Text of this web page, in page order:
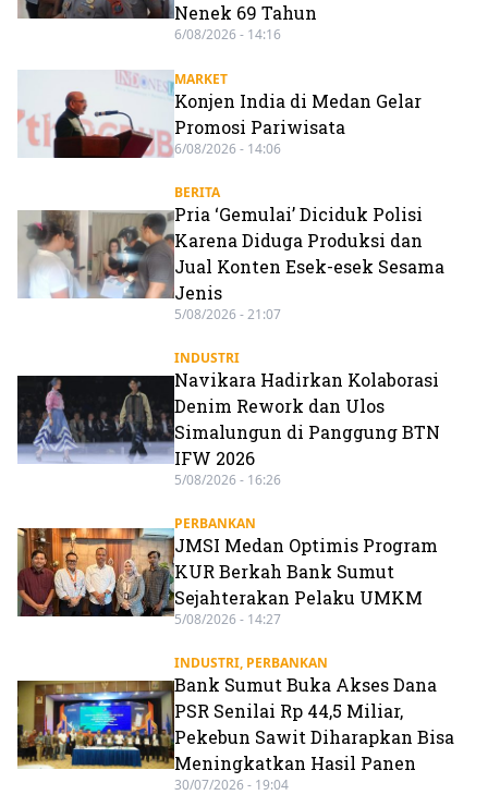
Nenek 69 Tahun
6/08/2026 - 14:16
MARKET
Konjen India di Medan Gelar
Promosi Pariwisata
6/08/2026 - 14:06
BERITA
Pria ‘Gemulai’ Diciduk Polisi
Karena Diduga Produksi dan
Jual Konten Esek-esek Sesama
Jenis
5/08/2026 - 21:07
INDUSTRI
Navikara Hadirkan Kolaborasi
Denim Rework dan Ulos
Simalungun di Panggung BTN
IFW 2026
5/08/2026 - 16:26
PERBANKAN
JMSI Medan Optimis Program
KUR Berkah Bank Sumut
Sejahterakan Pelaku UMKM
5/08/2026 - 14:27
INDUSTRI, PERBANKAN
Bank Sumut Buka Akses Dana
PSR Senilai Rp 44,5 Miliar,
Pekebun Sawit Diharapkan Bisa
Meningkatkan Hasil Panen
30/07/2026 - 19:04